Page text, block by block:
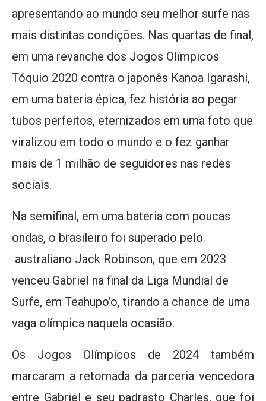
apresentando ao mundo seu melhor surfe nas
mais distintas condições. Nas quartas de final,
em uma revanche dos Jogos Olímpicos
Tóquio 2020 contra o japonês Kanoa Igarashi,
em uma bateria épica, fez história ao pegar
tubos perfeitos, eternizados em uma foto que
viralizou em todo o mundo e o fez ganhar
mais de 1 milhão de seguidores nas redes
sociais.
Na semifinal, em uma bateria com poucas
ondas, o brasileiro foi superado pelo
australiano Jack Robinson, que em 2023
venceu Gabriel na final da Liga Mundial de
Surfe, em Teahupo’o, tirando a chance de uma
vaga olímpica naquela ocasião.
Os Jogos Olímpicos de 2024 também
marcaram a retomada da parceria vencedora
entre Gabriel e seu padrasto Charles, que foi